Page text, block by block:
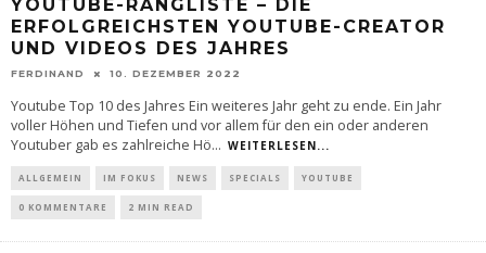
YOUTUBE-RANGLISTE – DIE
ERFOLGREICHSTEN YOUTUBE-CREATOR
UND VIDEOS DES JAHRES
FERDINAND 10. DEZEMBER 2022
Youtube Top 10 des Jahres Ein weiteres Jahr geht zu ende. Ein Jahr
voller Höhen und Tiefen und vor allem für den ein oder anderen
Youtuber gab es zahlreiche Hö... WEITERLESEN...
ALLGEMEIN IM FOKUS NEWS SPECIALS YOUTUBE
0 KOMMENTARE 2 MIN READ